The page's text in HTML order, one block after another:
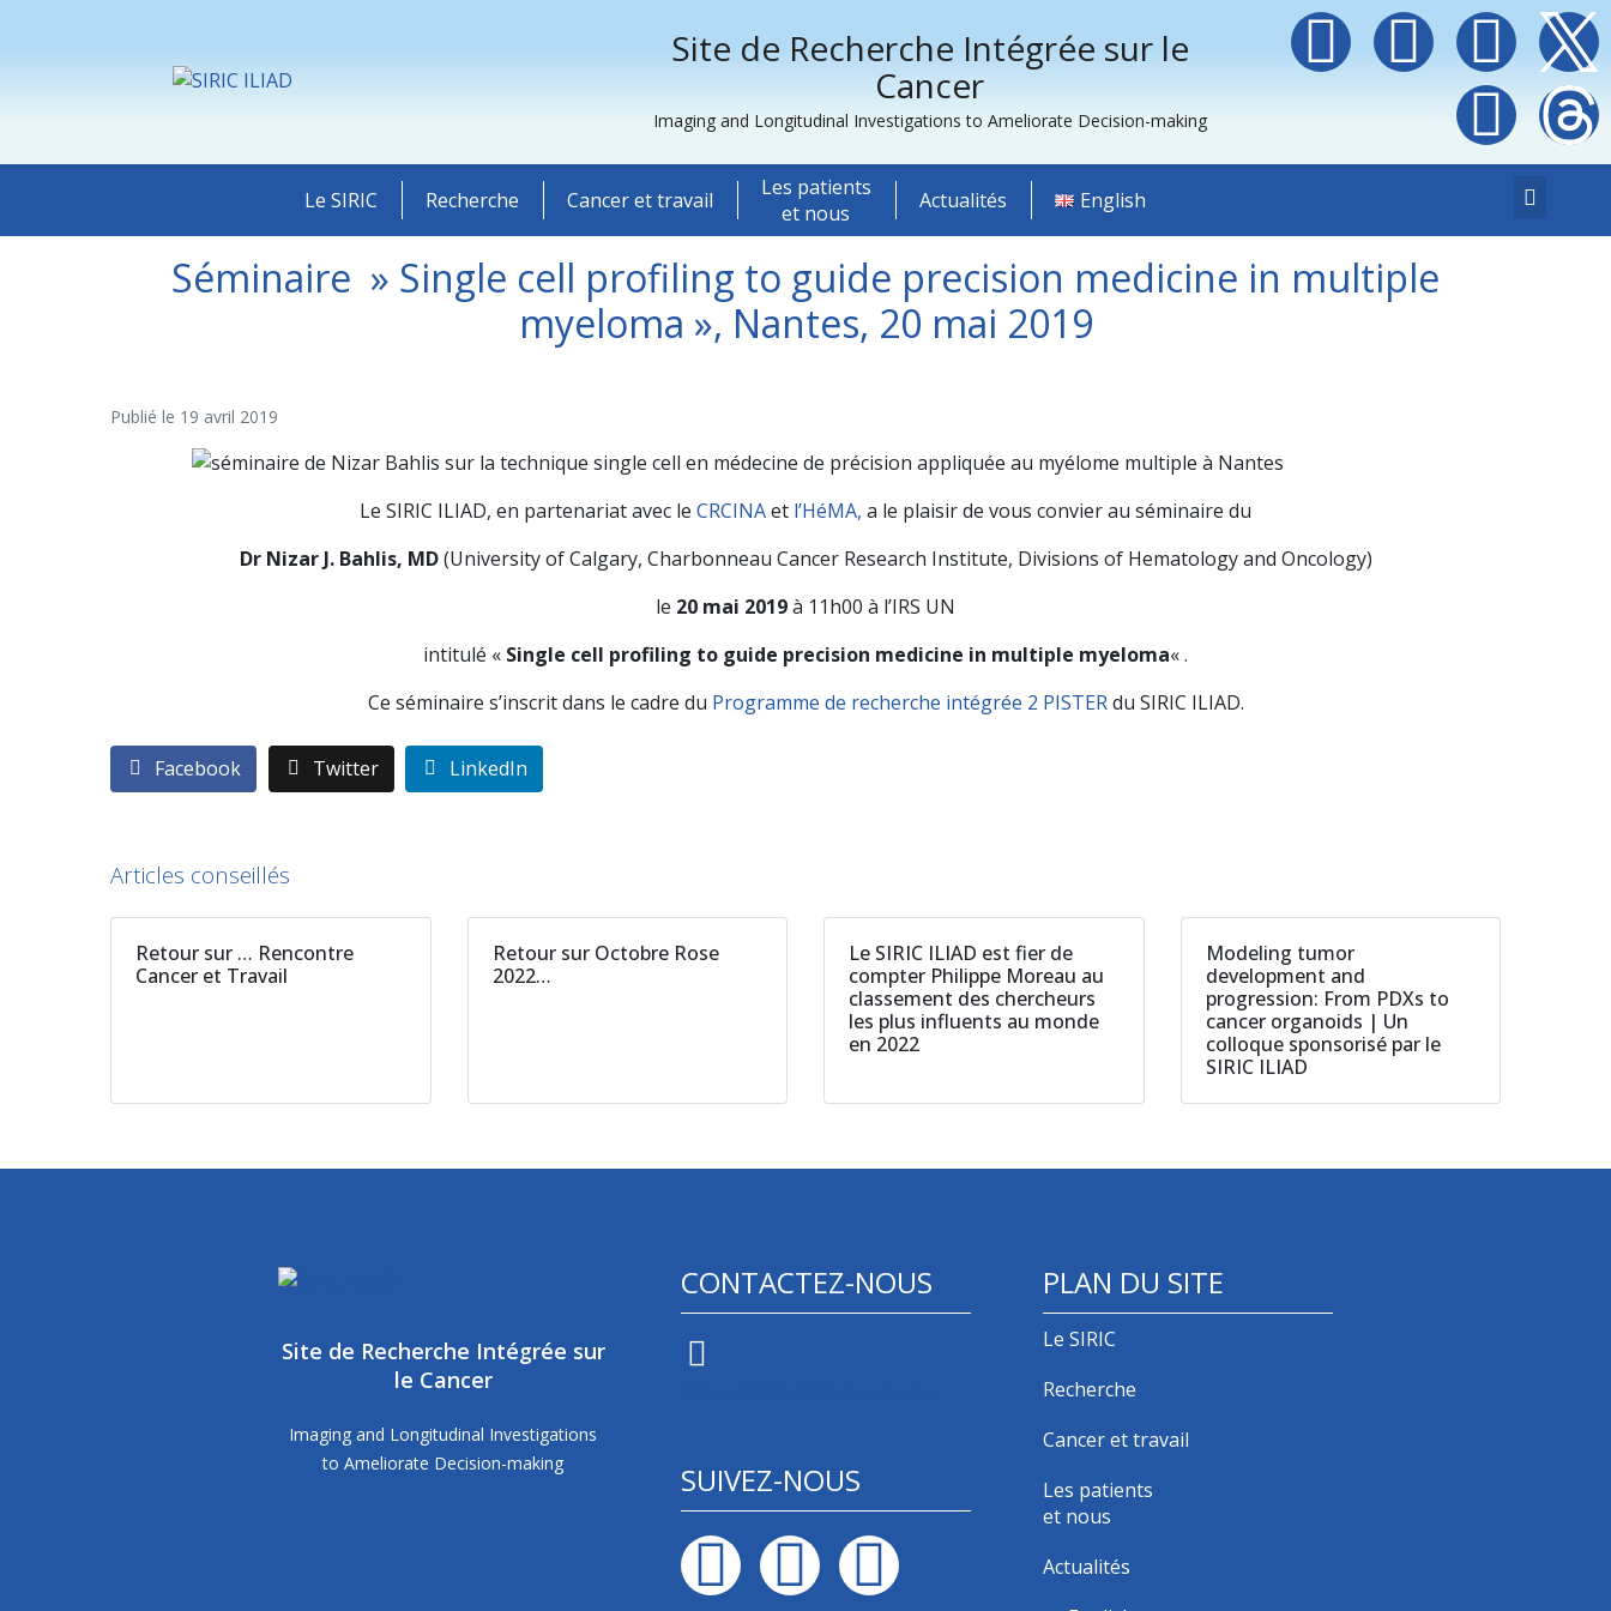
Site de Recherche Intégrée sur le
Cancer
Imaging and Longitudinal Investigations to Ameliorate Decision-making
Le SIRIC Recherche Cancer et travail
Les patients
et nous
Actualités English
Séminaire » Single cell profiling to guide precision medicine in multiple
myeloma », Nantes, 20 mai 2019
Publié le 19 avril 2019
Le SIRIC ILIAD, en partenariat avec le CRCINAet l’HéMA, a le plaisir de vous convier au séminaire du
Dr Nizar J. Bahlis, MD(University of Calgary, Charbonneau Cancer Research Institute, Divisions of Hematology and Oncology)
le 20 mai 2019à 11h00 à l’IRS UN
intitulé « Single cell profiling to guide precision medicine in multiple myeloma« .
Ce séminaire s’inscrit dans le cadre du Programme de recherche intégrée 2 PISTERdu SIRIC ILIAD.
Facebook Twitter LinkedIn
Articles conseillés
Retour sur … Rencontre
Cancer et Travail
Retour sur Octobre Rose
2022…
Le SIRIC ILIAD est fier de
compter Philippe Moreau au
classement des chercheurs
les plus influents au monde
en 2022
Modeling tumor
development and
progression: From PDXs to
cancer organoids | Un
colloque sponsorisé par le
SIRIC ILIAD
Site de Recherche Intégrée sur
le Cancer
Imaging and Longitudinal Investigations
to Ameliorate Decision-making
CONTACTEZ-NOUS
SUIVEZ-NOUS
PLAN DU SITE
Le SIRIC
Recherche
Cancer et travail
Les patients
et nous
Actualités